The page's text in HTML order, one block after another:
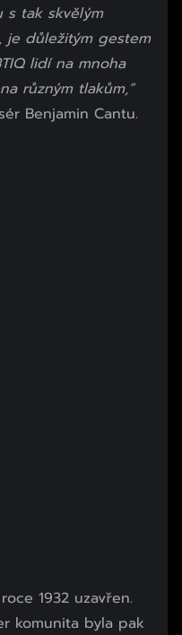
s tak skvělým
je důležitým gestem
lidí na mnoha
různým tlakům,“
Benjamin Cantu.
1932 uzavřen.
komunita byla pak